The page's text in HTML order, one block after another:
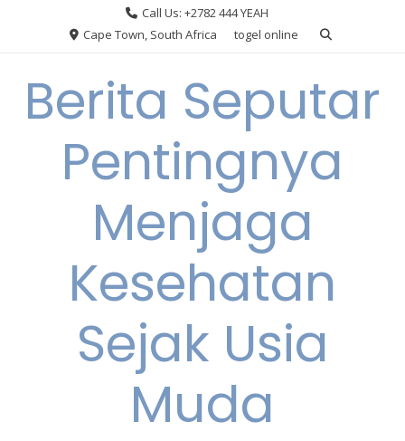
Call Us: +2782 444 YEAH
Cape Town, South Africa
togel online
Berita Seputar
Pentingnya
Menjaga
Kesehatan
Sejak Usia
Muda